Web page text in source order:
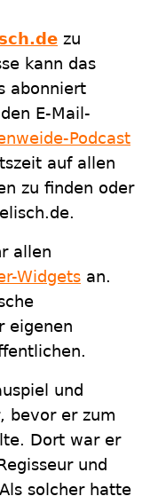
zu
kann das
abonniert
E-Mail-
Podcast
auf allen
zu finden oder
allen
Widgets an.
eigenen
und
bevor er zum
Dort war er
und
solcher hatte